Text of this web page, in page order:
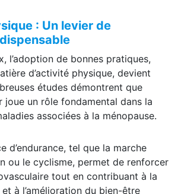
: Un levier de
l’adoption de bonnes pratiques,
d’activité physique, devient
études démontrent que
joue un rôle fondamental dans la
associées à la ménopause.
d’endurance, tel que la marche
ou le cyclisme, permet de renforcer
tout en contribuant à la
à l’amélioration du bien-être